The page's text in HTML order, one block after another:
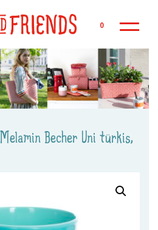
0
Melamin Becher Uni türkis,